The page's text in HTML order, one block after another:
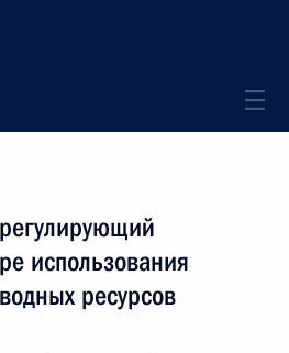
использования
ресурсов